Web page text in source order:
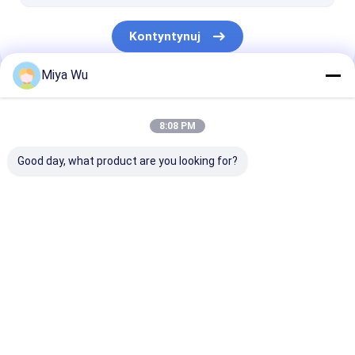
Kontyntynuj
Nasze Kategorie
Miya Wu
8:08 PM
Good day, what product are you looking for?